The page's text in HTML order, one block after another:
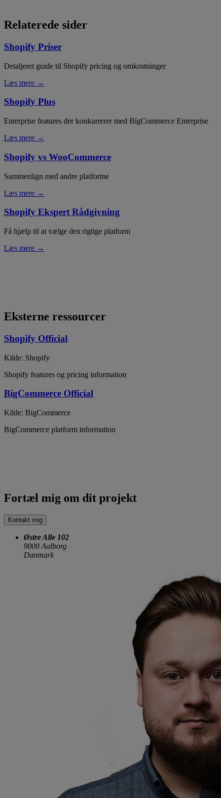
Relaterede sider
Shopify Priser
Detaljeret guide til Shopify pricing og omkostninger
Læs mere →
Shopify Plus
Enterprise features der konkurrerer med BigCommerce Enterprise
Læs mere →
Shopify vs WooCommerce
Sammenlign med andre platforme
Læs mere →
Shopify Ekspert Rådgivning
Få hjælp til at vælge den rigtige platform
Læs mere →
Eksterne ressourcer
Shopify Official
Kilde: Shopify
Shopify features og pricing information
BigCommerce Official
Kilde: BigCommerce
BigCommerce platform information
Fortæl mig om dit projekt
Kontakt mig
Østre Alle 102
9000 Aalborg
Danmark